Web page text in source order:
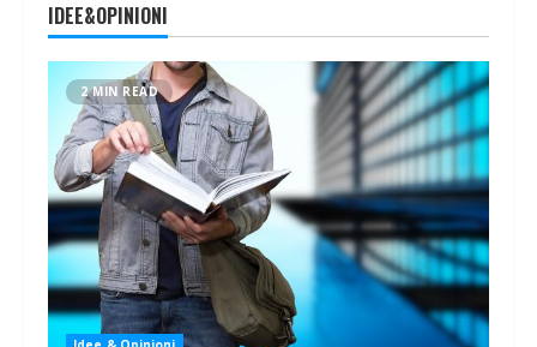
IDEE&OPINIONI
2 MIN READ